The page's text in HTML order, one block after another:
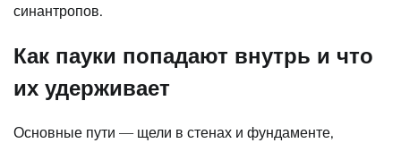
синантропов.
Как пауки попадают внутрь и что
их удерживает
Основные пути — щели в стенах и фундаменте,